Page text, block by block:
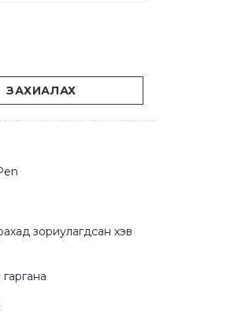
ЗАХИАЛАХ
зориулагдсан хэв